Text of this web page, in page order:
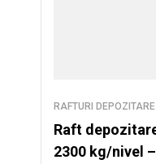
RAFTURI DEPOZITARE
Raft
2300 kg/nivel